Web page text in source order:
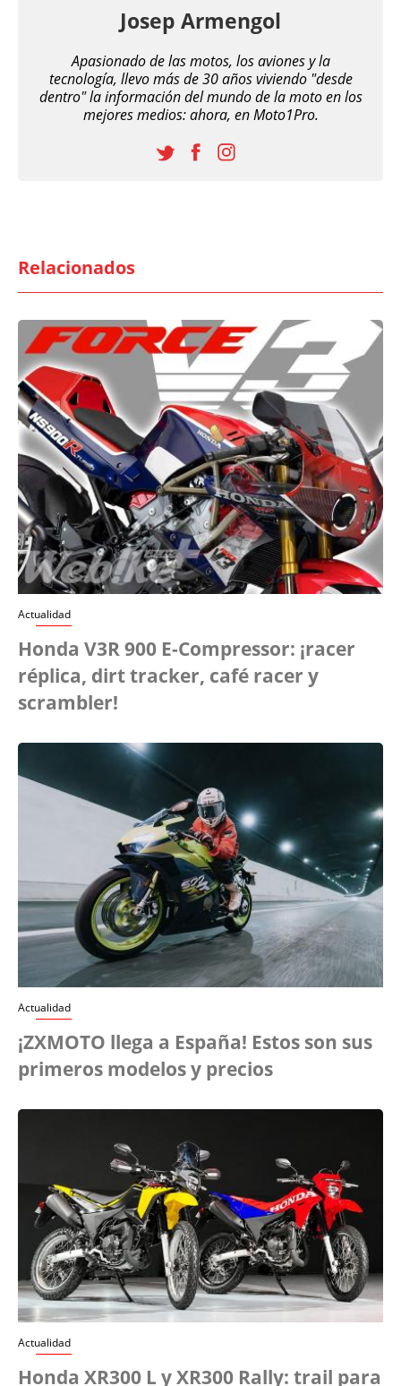
Josep Armengol
Apasionado de las motos, los aviones y la
tecnología, llevo más de 30 años viviendo "desde
dentro" la información del mundo de la moto en los
mejores medios: ahora, en Moto1Pro.
Relacionados
Actualidad
Honda V3R 900 E-Compressor: ¡racer
réplica, dirt tracker, café racer y
scrambler!
Actualidad
¡ZXMOTO llega a España! Estos son sus
primeros modelos y precios
Actualidad
Honda XR300 L y XR300 Rally: trail para